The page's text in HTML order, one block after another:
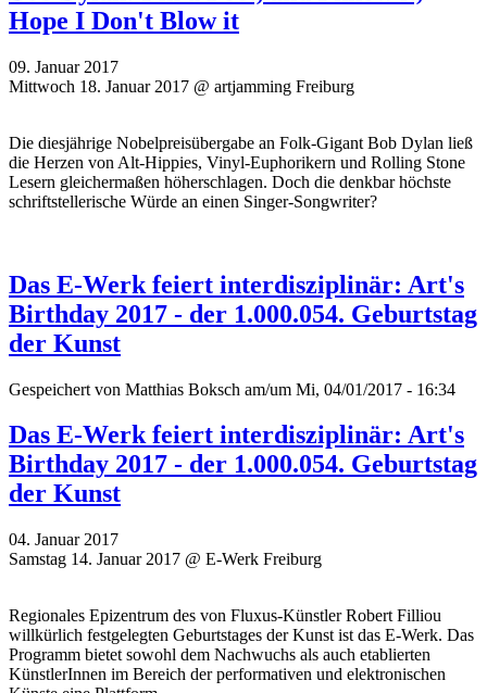
Hope I Don't Blow it
09. Januar 2017
Mittwoch 18. Januar 2017 @ artjamming Freiburg
Die diesjährige Nobelpreisübergabe an Folk-Gigant Bob Dylan ließ
die Herzen von Alt-Hippies, Vinyl-Euphorikern und Rolling Stone
Lesern gleichermaßen höherschlagen. Doch die denkbar höchste
schriftstellerische Würde an einen Singer-Songwriter?
Das E-Werk feiert interdisziplinär: Art's
Birthday 2017 - der 1.000.054. Geburtstag
der Kunst
Gespeichert von Matthias Boksch am/um Mi, 04/01/2017 - 16:34
Das E-Werk feiert interdisziplinär: Art's
Birthday 2017 - der 1.000.054. Geburtstag
der Kunst
04. Januar 2017
Samstag 14. Januar 2017 @ E-Werk Freiburg
Regionales Epizentrum des von Fluxus-Künstler Robert Filliou
willkürlich festgelegten Geburtstages der Kunst ist das E-Werk. Das
Programm bietet sowohl dem Nachwuchs als auch etablierten
KünstlerInnen im Bereich der performativen und elektronischen